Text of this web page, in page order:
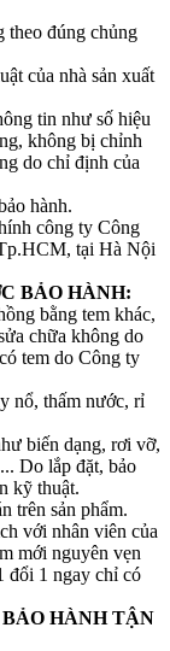
đúng chủng
của nhà sản xuất
tin như số hiệu
không bị chỉnh
do chỉ định của
hành.
công ty Công
tại Hà Nội
BẢO HÀNH:
bằng tem khác,
chữa không do
tem do Công ty
nổ, thấm nước, rỉ
biến dạng, rơi vỡ,
Do lắp đặt, bảo
kỹ thuật.
trên sản phẩm.
với nhân viên của
mới nguyên vẹn
đổi 1 ngay chỉ có
HÀNH TẬN